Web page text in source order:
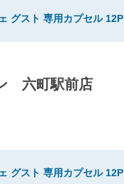
グスト 専用カプセル 12P
六町駅前店
グスト 専用カプセル 12P